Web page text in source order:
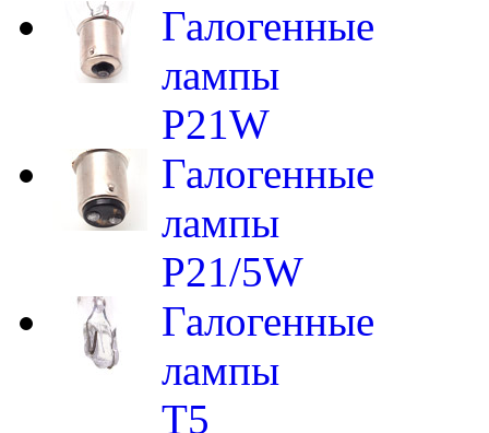
Галогенные
лампы
P21W
Галогенные
лампы
P21/5W
Галогенные
лампы
T5